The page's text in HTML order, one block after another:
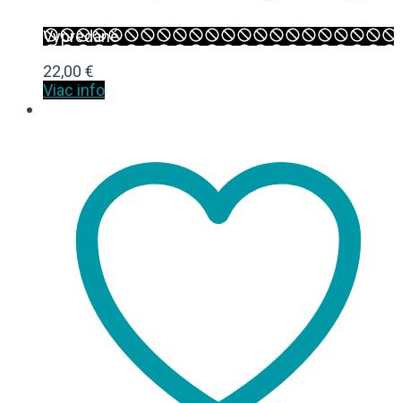
Vypredané
22,00 €
Viac info